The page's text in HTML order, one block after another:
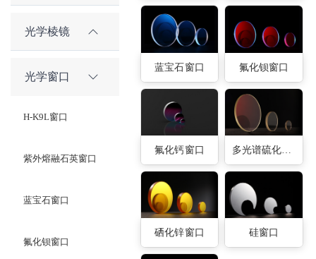
光学棱镜
光学窗口
H-K9L窗口
紫外熔融石英窗口
蓝宝石窗口
氟化钡窗口
蓝宝石窗口 氟化钡窗口
氟化钙窗口
硒化锌窗口 硅窗口